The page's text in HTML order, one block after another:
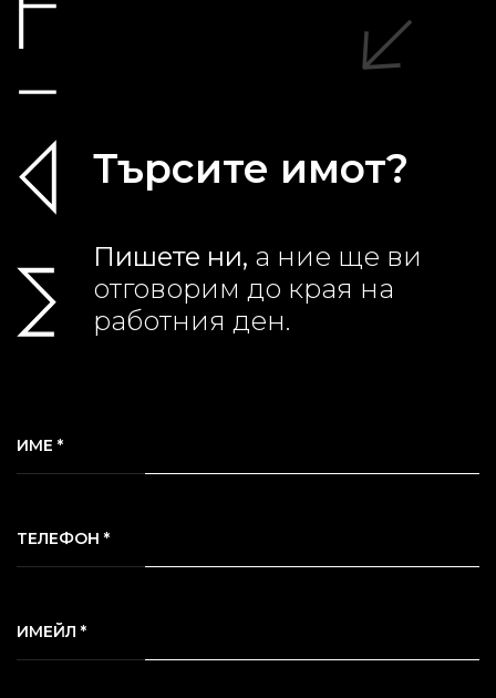
Търсите имот?
Пишете ни, а ние ще ви
отговорим до края на
работния ден.
ИМЕ *
ТЕЛЕФОН *
ИМЕЙЛ *